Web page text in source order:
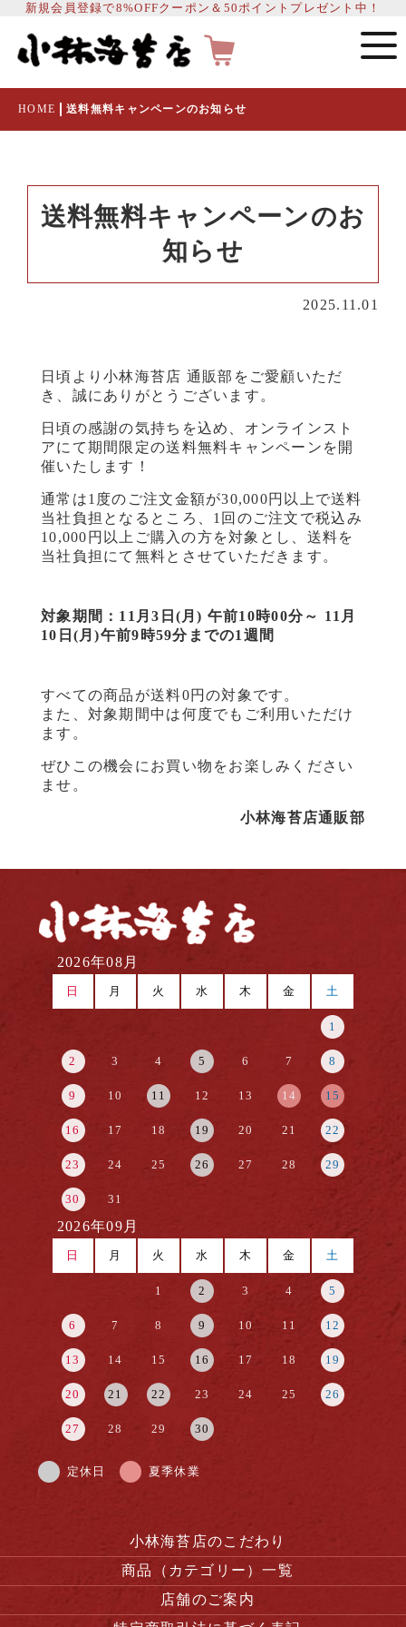
新規会員登録で8%OFFクーポン＆50ポイントプレゼント中！
HOME 送料無料キャンペーンのお知らせ
送料無料キャンペーンのお
知らせ
2025.11.01
日頃より小林海苔店 通販部をご愛顧いただ
き、誠にありがとうございます。
日頃の感謝の気持ちを込め、オンラインスト
アにて期間限定の送料無料キャンペーンを開
催いたします！
通常は1度のご注文金額が30,000円以上で送料
当社負担となるところ、1回のご注文で税込み
10,000円以上ご購入の方を対象とし、送料を
当社負担にて無料とさせていただきます。
対象期間：11月3日(月) 午前10時00分～ 11月
10日(月)午前9時59分までの1週間
すべての商品が送料0円の対象です。
また、対象期間中は何度でもご利用いただけ
ます。
ぜひこの機会にお買い物をお楽しみください
ませ。
小林海苔店通販部
2026年08月
日 月 火 水 木 金 土
1
2 3 4 5 6 7 8
9 10 11 12 13 14 15
16 17 18 19 20 21 22
23 24 25 26 27 28 29
30 31
2026年09月
日 月 火 水 木 金 土
1 2 3 4 5
6 7 8 9 10 11 12
13 14 15 16 17 18 19
20 21 22 23 24 25 26
27 28 29 30
定休日 夏季休業
小林海苔店のこだわり
商品（カテゴリー）一覧
店舗のご案内